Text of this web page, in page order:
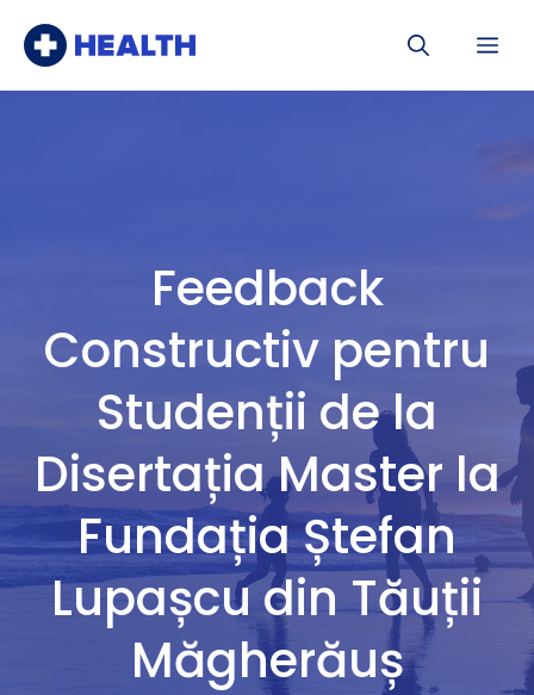
Feedback
Constructiv pentru
Studenții de la
Disertația Master la
Fundația Ștefan
Lupașcu din Tăuții
Măgherăuș